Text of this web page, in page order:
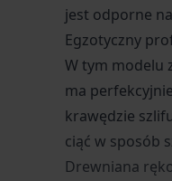
jest odporne
Egzotyczny
W tym modelu
ma
krawędzie
ciąć w sposób
Drewniana